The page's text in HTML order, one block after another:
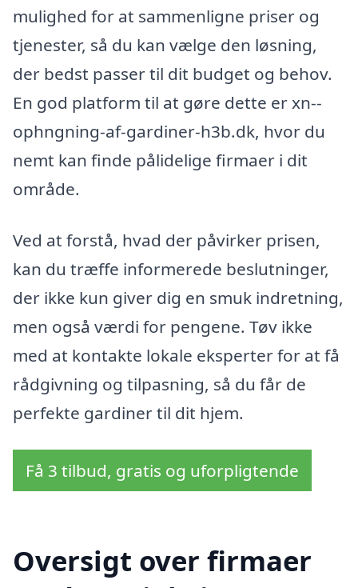
mulighed for at sammenligne priser og
tjenester, så du kan vælge den løsning,
der bedst passer til dit budget og behov.
En god platform til at gøre dette er xn--
ophngning-af-gardiner-h3b.dk, hvor du
nemt kan finde pålidelige firmaer i dit
område.
Ved at forstå, hvad der påvirker prisen,
kan du træffe informerede beslutninger,
der ikke kun giver dig en smuk indretning,
men også værdi for pengene. Tøv ikke
med at kontakte lokale eksperter for at få
rådgivning og tilpasning, så du får de
perfekte gardiner til dit hjem.
Få 3 tilbud, gratis og uforpligtende
Oversigt over firmaer